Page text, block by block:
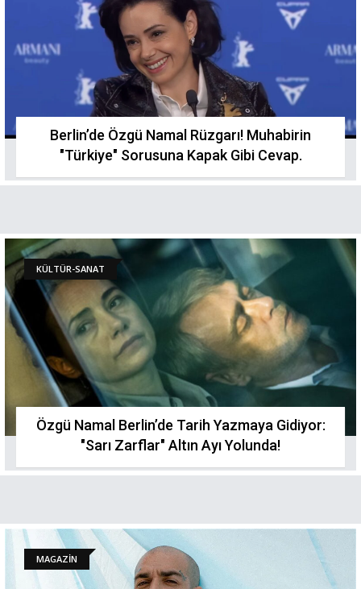
Berlin’de Özgü Namal Rüzgarı! Muhabirin
"Türkiye" Sorusuna Kapak Gibi Cevap.
KÜLTÜR-SANAT
Özgü Namal Berlin’de Tarih Yazmaya Gidiyor:
"Sarı Zarflar" Altın Ayı Yolunda!
MAGAZİN